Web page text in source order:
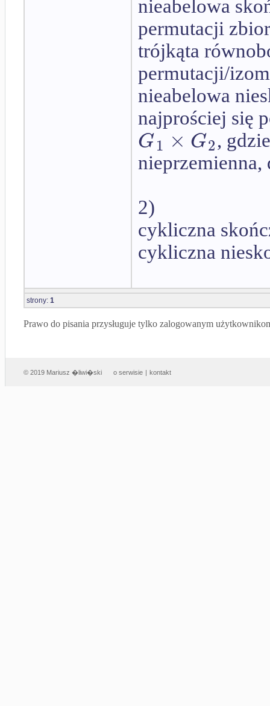
nieabelowa
permutacji
trójkąta
permutacji/
nieabelowa
najprościej się
G1 × G2,
nieprzemienna,
2)
cykliczna
cykliczna
strony: 1
Prawo do pisania przysługuje tylko zalogowanym
© 2019 Mariusz �liwi�ski o serwisie | kontakt